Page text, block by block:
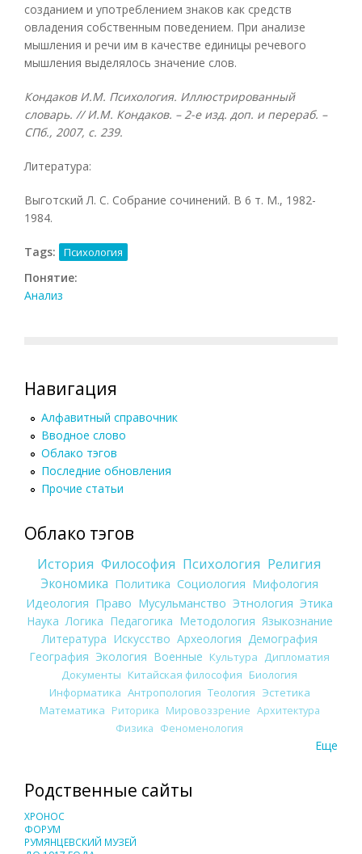
созданием и употреблением знаков как средств
овладения собственным поведением. При анализе
мышления и речи им в качестве единицы речевого
мышления выделялось значение слов.
Кондаков И.М. Психология. Иллюстрированный
словарь. // И.М. Кондаков. – 2-е изд. доп. и перераб. –
СПб., 2007, с. 239.
Литература:
Выготский Л. С. Собрание сочинений. В 6 т. М., 1982-
1984.
Tags: Психология
Понятие:
Анализ
Навигация
Алфавитный справочник
Вводное слово
Облако тэгов
Последние обновления
Прочие статьи
Облако тэгов
История Философия Психология Религия
Экономика Политика Социология Мифология
Идеология Право Мусульманство Этнология Этика
Наука Логика Педагогика Методология Языкознание
Литература Искусство Археология Демография
География Экология Военные Культура
Дипломатия
Документы Китайская философия Биология
Информатика Антропология Теология Эстетика
Математика Риторика Мировоззрение Архитектура
Физика Феноменология
Еще
Родственные сайты
ХРОНОС
ФОРУМ
РУМЯНЦЕВСКИЙ МУЗЕЙ